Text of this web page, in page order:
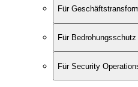
Für
Für Bedrohungsschutz
Für Security